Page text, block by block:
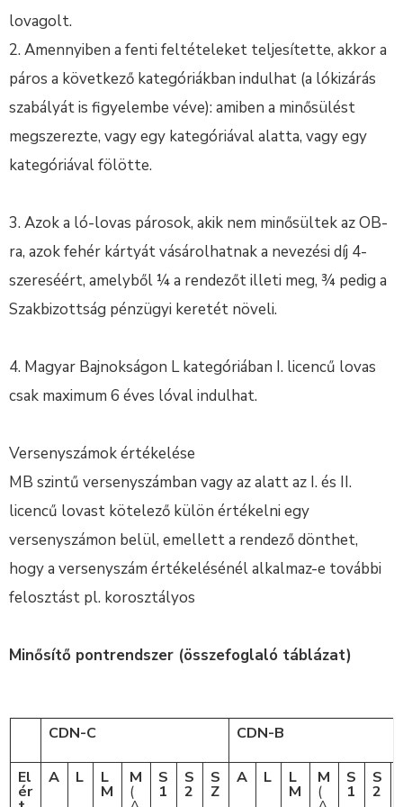
lovagolt.
2. Amennyiben a fenti feltételeket teljesítette, akkor a
páros a következő kategóriákban indulhat (a lókizárás
szabályát is figyelembe véve): amiben a minősülést
megszerezte, vagy egy kategóriával alatta, vagy egy
kategóriával fölötte.
3. Azok a ló-lovas párosok, akik nem minősültek az OB-
ra, azok fehér kártyát vásárolhatnak a nevezési díj 4-
szereséért, amelyből ¼ a rendezőt illeti meg, ¾ pedig a
Szakbizottság pénzügyi keretét növeli.
4. Magyar Bajnokságon L kategóriában I. licencű lovas
csak maximum 6 éves lóval indulhat.
Versenyszámok értékelése
MB szintű versenyszámban vagy az alatt az I. és II.
licencű lovast kötelező külön értékelni egy
versenyszámon belül, emellett a rendező dönthet,
hogy a versenyszám értékelésénél alkalmaz-e további
felosztást pl. korosztályos
Minősítő pontrendszer (összefoglaló táblázat)
CDN-C CDN-B
El
ér
A L L
M
M
(
S
1
S
2
S
Z
A L L
M
M
(
S
1
S
2